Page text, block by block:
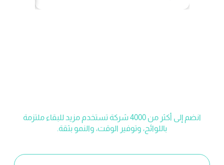
انضم إلى أكثر من 4000 شركة تستخدم مزيد للبقاء ملتزمة
باللوائح، وتوفير الوقت، والنمو بثقة.